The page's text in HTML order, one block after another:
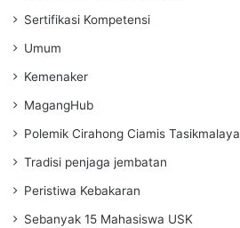
Sertifikasi Kompetensi
Umum
Kemenaker
MagangHub
Polemik Cirahong Ciamis Tasikmalaya
Tradisi penjaga jembatan
Peristiwa Kebakaran
Sebanyak 15 Mahasiswa USK